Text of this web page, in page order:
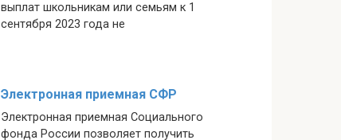
выплат школьникам или семьям к 1
сентября 2023 года не
Электронная приемная СФР
Электронная приемная Социального
фонда России позволяет получить